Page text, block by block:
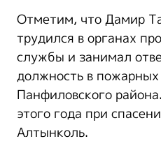
Отметим, что Дамир
трудился в органах
службы и занимал
должность в пожарных
Панфиловского
этого года при
Алтынколь.